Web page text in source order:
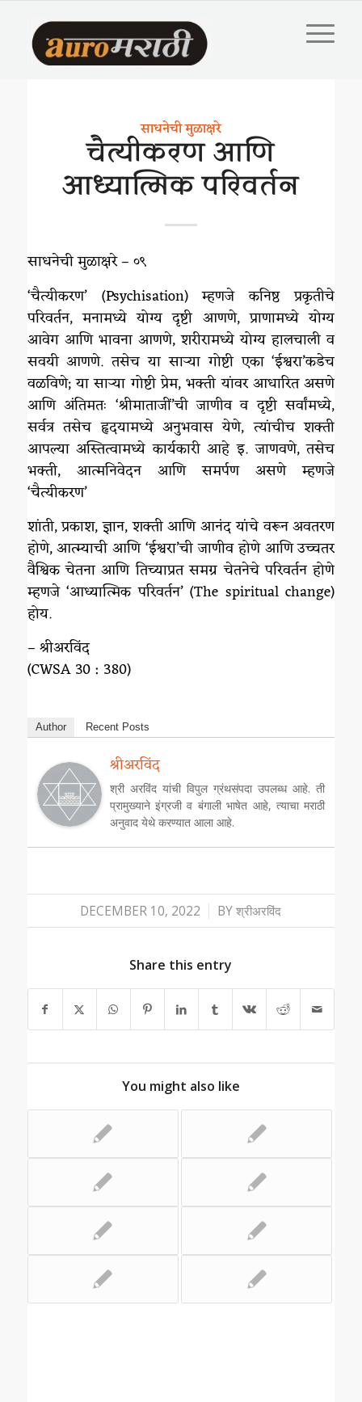
साधनेची मुळाक्षरे
चैत्यीकरण आणि
आध्यात्मिक परिवर्तन
साधनेची मुळाक्षरे – ०९
‘चैत्यीकरण’ (Psychisation) म्हणजे कनिष्ठ प्रकृतीचे
परिवर्तन, मनामध्ये योग्य दृष्टी आणणे, प्राणामध्ये योग्य
आवेग आणि भावना आणणे, शरीरामध्ये योग्य हालचाली व
सवयी आणणे. तसेच या साऱ्या गोष्टी एका ‘ईश्वरा’कडेच
वळविणे; या साऱ्या गोष्टी प्रेम, भक्ती यांवर आधारित असणे
आणि अंतिमतः ‘श्रीमाताजीं’ची जाणीव व दृष्टी सर्वांमध्ये,
सर्वत्र तसेच हृदयामध्ये अनुभवास येणे, त्यांचीच शक्ती
आपल्या अस्तित्वामध्ये कार्यकारी आहे इ. जाणवणे, तसेच
भक्ती, आत्मनिवेदन आणि समर्पण असणे म्हणजे
‘चैत्यीकरण’
शांती, प्रकाश, ज्ञान, शक्ती आणि आनंद यांचे वरून अवतरण
होणे, आत्म्याची आणि ‘ईश्वरा’ची जाणीव होणे आणि उच्चतर
वैश्विक चेतना आणि तिच्याप्रत समग्र चेतनेचे परिवर्तन होणे
म्हणजे ‘आध्यात्मिक परिवर्तन’ (The spiritual change)
होय.
– श्रीअरविंद
(CWSA 30 : 380)
Author Recent Posts
श्रीअरविंद
श्री अरविंद यांची विपुल ग्रंथसंपदा उपलब्ध आहे. ती
प्रामुख्याने इंग्रजी व बंगाली भाषेत आहे, त्याचा मराठी
अनुवाद येथे करण्यात आला आहे.
DECEMBER 10, 2022
/ BYश्रीअरविंद
Share this entry
You might also like